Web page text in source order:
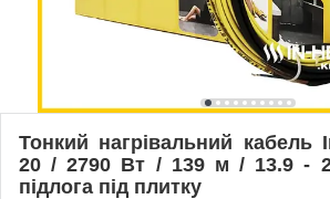
Тонкий нагрівальний кабель
20 / 2790 Вт / 139 м / 13.9 -
підлога під плитку